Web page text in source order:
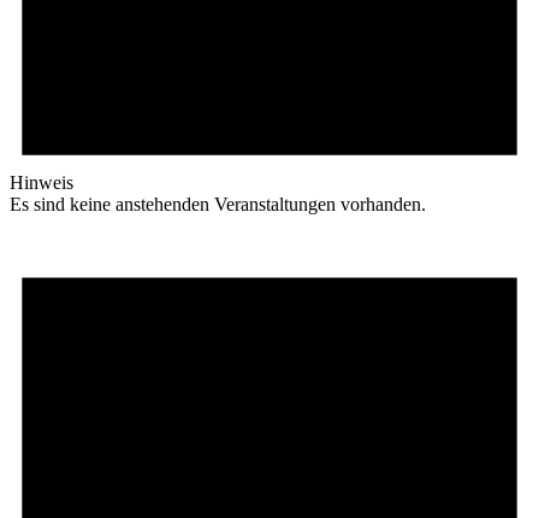
Hinweis
Es sind keine anstehenden Veranstaltungen vorhanden.